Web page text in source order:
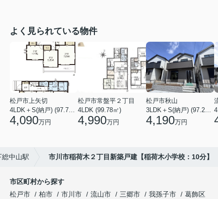
よく見られている物件
松戸市上矢切
4LDK＋S(納戸) (97.71㎡)
4,090万円
松戸市常盤平２丁目
4LDK (99.78㎡)
4,990万円
松戸市秋山
3LDK＋S(納戸) (97.29㎡)
4,190万円
総中山駅 市川市稲荷木２丁目新築戸建【稲荷木小学校：10分】
市区町村から探す
松戸市
柏市 市川市 流山市 三郷市 我孫子市
葛飾区